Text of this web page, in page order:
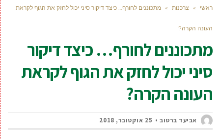
ראשי » צרכנות » מתכוננים לחורף… כיצד דיקור סיני יכול לחזק את הגוף לקראת
העונה הקרה?
מתכוננים לחורף… כיצד דיקור
סיני יכול לחזק את הגוף לקראת
העונה הקרה?
אביעד ברטוב 25 אוקטובר, 2018